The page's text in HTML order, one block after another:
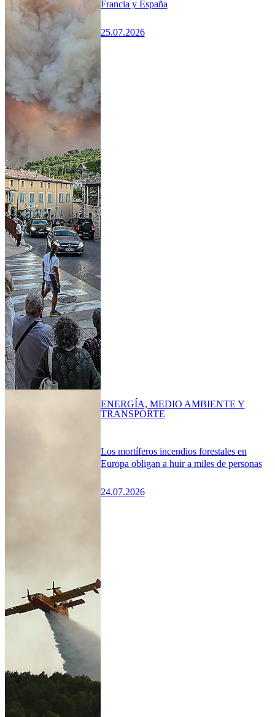
Francia y España
25.07.2026
Los mortíferos incendios forestales en
Europa obligan a huir a miles de personas
24.07.2026
ENERGÍA, MEDIO AMBIENTE Y
TRANSPORTE